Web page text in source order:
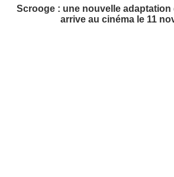
Scrooge : une nouvelle
arrive au cinéma le 11